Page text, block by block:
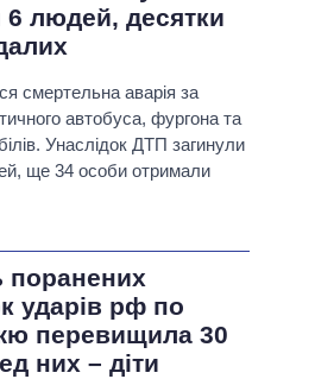
6 людей, десятки
смертельна аварія за
автобуса, фургона та
Унаслідок ДТП загинули
ще 34 особи отримали
поранених
ударів рф по
перевищила 30
них – діти